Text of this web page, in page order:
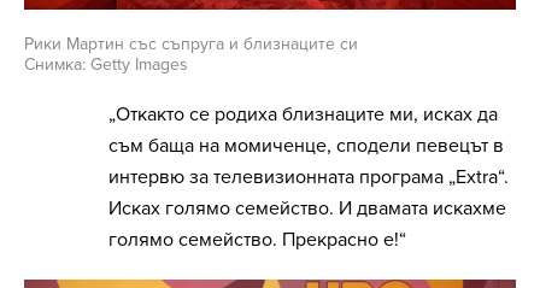
Рики Мартин със съпруга и близнаците си
Снимка: Getty Images
„Откакто се родиха близнаците ми, исках да
съм баща на момиченце, сподели певецът в
интервю за телевизионната програма „Extra“.
Исках голямо семейство. И двамата искахме
голямо семейство. Прекрасно е!“